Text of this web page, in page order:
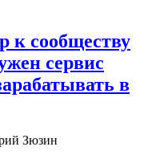
к сообществу
сервис
в
Зюзин